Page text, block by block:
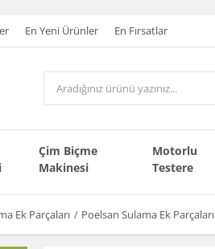
En Yeni Ürünler En Fırsatlar
Çim Biçme
Makinesi
Motorlu
Testere
Ek Parçaları Poelsan Sulama Ek Parçaları